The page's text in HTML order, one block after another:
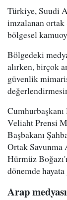
Türkiye, Suudi
imzalanan ortak
bölgesel
Bölgedeki
alırken, birçok
güvenlik
Veliaht Prensi
Başbakanı
Ortak Savunma
Hürmüz
dönemde
Arap